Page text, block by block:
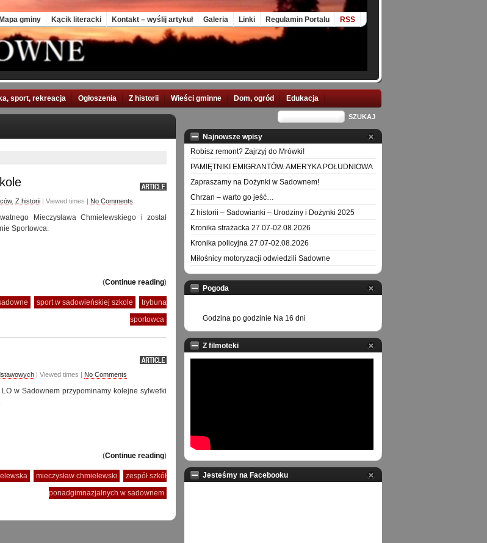
Mapa gminy Kącik literacki Kontakt – wyślij artykuł Galeria Linki Regulamin Portalu RSS
sport, rekreacja Ogłoszenia Z historii Wieści gminne Dom, ogród Edukacja
, Z historii | Viewed times | No Comments
Mieczysława Chmielewskiego i został
Sportowca.
(Continue reading)
sport w sadowieńskiej szkole
trybuna
sportowca
| Viewed times | No Comments
w Sadownem przypominamy kolejne sylwetki
(Continue reading)
mieczysław chmielewski
zespół szkół
ponadgimnazjalnych w sadownem
Najnowsze wpisy
Robisz remont? Zajrzyj do Mrówki!
PAMIĘTNIKI EMIGRANTÓW. AMERYKA POŁUDNIOWA
Zapraszamy na Dożynki w Sadownem!
Chrzan – warto go jeść…
Z historii – Sadowianki – Urodziny i Dożynki 2025
Kronika strażacka 27.07-02.08.2026
Kronika policyjna 27.07-02.08.2026
Miłośnicy motoryzacji odwiedzili Sadowne
Pogoda
Godzina po godzinie Na 16 dni
Z filmoteki
Jesteśmy na Facebooku